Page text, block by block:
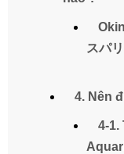
スパ
4. Nên
4-1.